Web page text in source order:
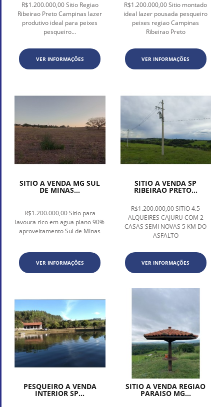
R$1.200.000,00 Sitio Regiao
Ribeirao Preto Campinas lazer
produtivo ideal para peixes
pesqueiro...
VER INFORMAÇÕES
R$1.200.000,00 Sitio montado
ideal lazer pousada pesqueiro
peixes regiao Campinas
Ribeirao Preto
VER INFORMAÇÕES
SITIO A VENDA MG SUL
DE MINAS...
R$1.200.000,00 Sitio para
lavoura rico em agua plano 90%
aproveitamento Sul de MInas
VER INFORMAÇÕES
SITIO A VENDA SP
RIBEIRAO PRETO...
R$1.200.000,00 SITIO 4.5
ALQUEIRES CAJURU COM 2
CASAS SEMI NOVAS 5 KM DO
ASFALTO
VER INFORMAÇÕES
PESQUEIRO A VENDA
INTERIOR SP...
SITIO A VENDA REGIAO
PARAISO MG...